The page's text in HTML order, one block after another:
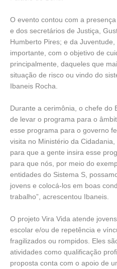
O evento contou com a
e dos secretários de Justiça,
Humberto Pires; e da
importante, com o objetivo de
principalmente, daqueles que
situação de risco ou vindo do
Ibaneis Rocha.
Durante a cerimônia, o chefe do
de levar o programa para o
esse programa para o governo
visita no Ministério da
para que a gente insira esse
para que nós, por meio do
entidades do Sistema S,
jovens e colocá-los em boas
trabalho”, acrescentou Ibaneis.
O projeto Vira Vida atende
escolar e/ou de repetência e
fragilizados ou rompidos. Eles
atividades como qualificação
proposta conta com o apoio de